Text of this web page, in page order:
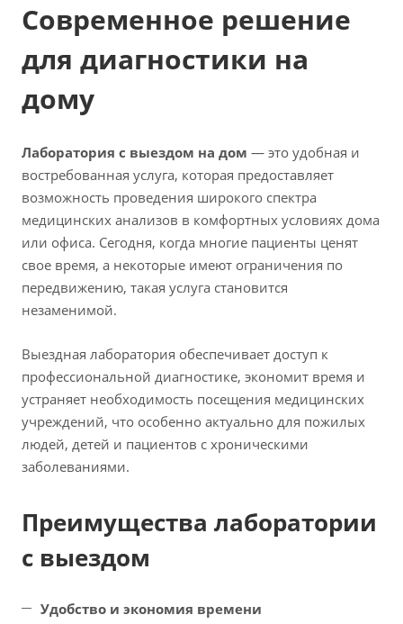
Современное решение
для диагностики на
дому
Лаборатория с выездом на дом — это удобная и
востребованная услуга, которая предоставляет
возможность проведения широкого спектра
медицинских анализов в комфортных условиях дома
или офиса. Сегодня, когда многие пациенты ценят
свое время, а некоторые имеют ограничения по
передвижению, такая услуга становится
незаменимой.
Выездная лаборатория обеспечивает доступ к
профессиональной диагностике, экономит время и
устраняет необходимость посещения медицинских
учреждений, что особенно актуально для пожилых
людей, детей и пациентов с хроническими
заболеваниями.
Преимущества лаборатории
с выездом
Удобство и экономия времени